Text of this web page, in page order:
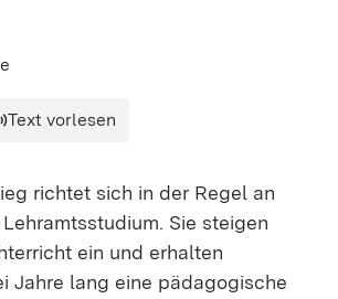
Text vorlesen
richtet sich in der Regel an
Sie steigen
ein und erhalten
Jahre lang eine pädagogische